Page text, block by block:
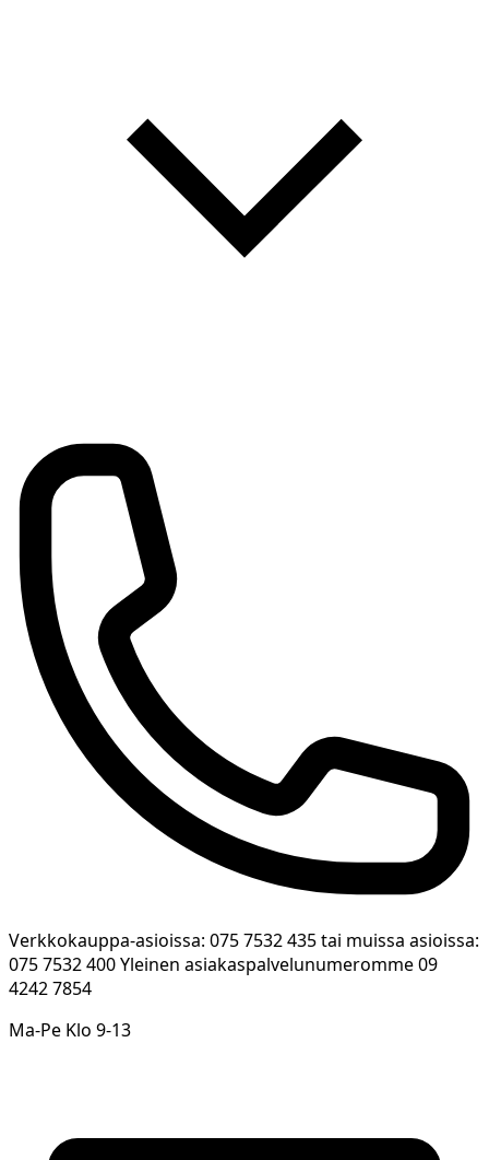
Verkkokauppa-asioissa: 075 7532 435 tai muissa asioissa:
075 7532 400 Yleinen asiakaspalvelunumeromme 09
4242 7854
Ma-Pe Klo 9-13